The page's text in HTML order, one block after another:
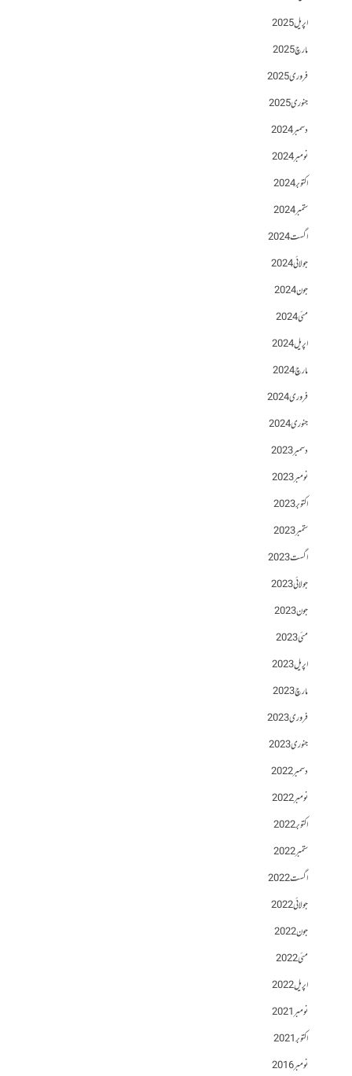
اپریل 2025
مارچ 2025
فروری 2025
جنوری 2025
دسمبر 2024
نومبر 2024
اکتوبر 2024
ستمبر 2024
اگست 2024
جولائی 2024
جون 2024
مئی 2024
اپریل 2024
مارچ 2024
فروری 2024
جنوری 2024
دسمبر 2023
نومبر 2023
اکتوبر 2023
ستمبر 2023
اگست 2023
جولائی 2023
جون 2023
مئی 2023
اپریل 2023
مارچ 2023
فروری 2023
جنوری 2023
دسمبر 2022
نومبر 2022
اکتوبر 2022
ستمبر 2022
اگست 2022
جولائی 2022
جون 2022
مئی 2022
اپریل 2022
نومبر 2021
اکتوبر 2021
نومبر 2016